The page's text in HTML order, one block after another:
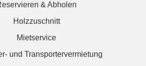
& Abholen
Holzzuschnitt
Mietservice
und Transportervermietung